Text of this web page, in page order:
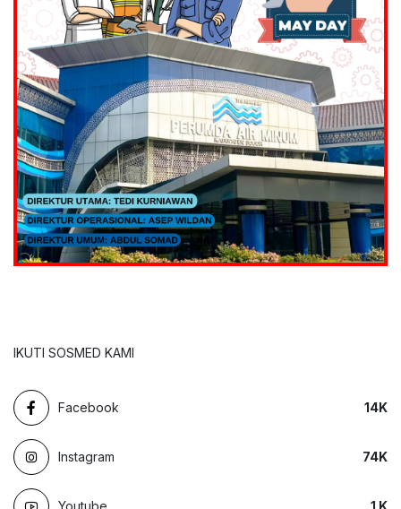
IKUTI SOSMED KAMI
Facebook 14K
Instagram 74K